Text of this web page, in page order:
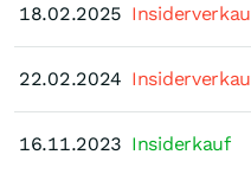
18.02.2025
22.02.2024
16.11.2023
18.02.2025
22.02.2024
16.11.2023 Insiderkauf